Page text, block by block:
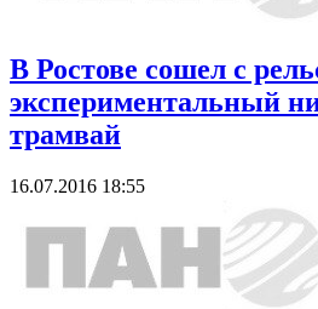
В Ростове сошел с
экспериментальный
трамвай
16.07.2016 18:55